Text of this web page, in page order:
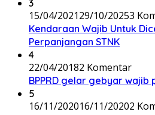
3
15/04/202129/10/20253
Kendaraan Wajib Untuk
Perpanjangan STNK
4
22/04/20182 Komentar
BPPRD gelar gebyar wajib
5
16/11/202016/11/20202